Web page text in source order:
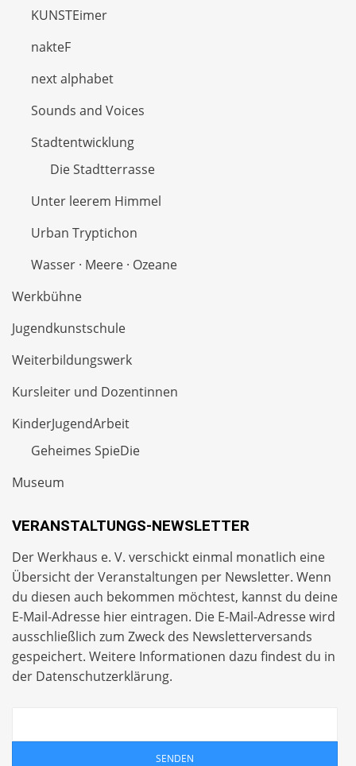
KUNSTEimer
nakteF
next alphabet
Sounds and Voices
Stadtentwicklung
Die Stadtterrasse
Unter leerem Himmel
Urban Tryptichon
Wasser · Meere · Ozeane
Werkbühne
Jugendkunstschule
Weiterbildungswerk
Kursleiter und Dozentinnen
KinderJugendArbeit
Geheimes SpieDie
Museum
VERANSTALTUNGS-NEWSLETTER
Der Werkhaus e. V. verschickt einmal monatlich eine
Übersicht der Veranstaltungen per Newsletter. Wenn
du diesen auch bekommen möchtest, kannst du deine
E-Mail-Adresse hier eintragen. Die E-Mail-Adresse wird
ausschließlich zum Zweck des Newsletterversands
gespeichert. Weitere Informationen dazu findest du in
der Datenschutzerklärung.